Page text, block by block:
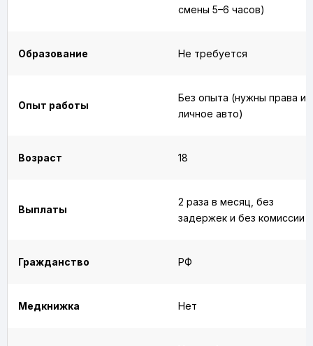
смены 5–6 часов)
Образование Не требуется
Опыт работы
Без опыта (нужны права и
личное авто)
Возраст 18
Выплаты
2 раза в месяц, без
задержек и без комиссии
Гражданство РФ
Медкнижка Нет